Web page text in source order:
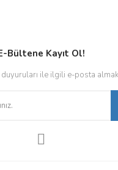
Bültene Kayıt Ol!
duyuruları ile ilgili e-posta